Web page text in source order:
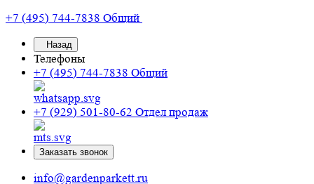
+7 (495) 744-7838 Общий
Назад
Телефоны
+7 (495) 744-7838 Общий
+7 (929) 501-80-62 Отдел продаж
Заказать звонок
info@gardenparkett.ru